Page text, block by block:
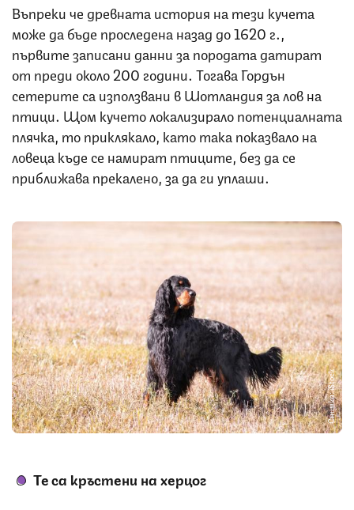
Въпреки че древната история на тези кучета
може да бъде проследена назад до 1620 г.,
първите записани данни за породата датират
от преди около 200 години. Тогава Гордън
сетерите са използвани в Шотландия за лов на
птици. Щом кучето локализирало потенциалната
плячка, то приклякало, като така показвало на
ловеца къде се намират птиците, без да се
приближава прекалено, за да ги уплаши.
Снимка: iStock
Те са кръстени на херцог